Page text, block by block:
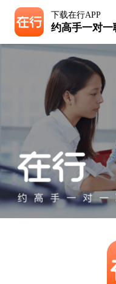
下载在行APP
约高手一对一